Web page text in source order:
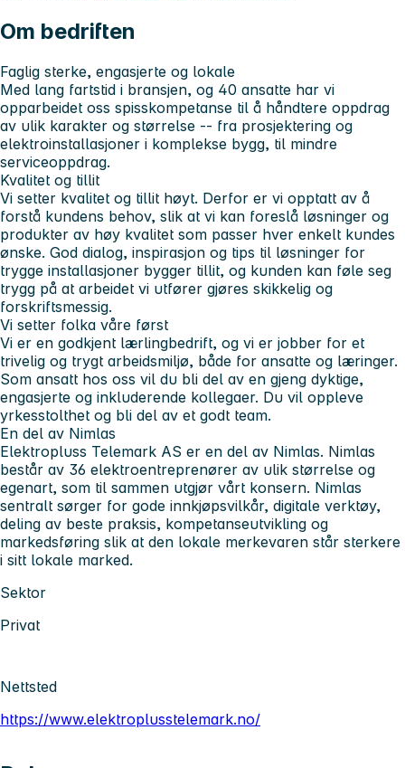
Om bedriften
Faglig sterke, engasjerte og lokale
Med lang fartstid i bransjen, og 40 ansatte har vi
opparbeidet oss spisskompetanse til å håndtere oppdrag
av ulik karakter og størrelse -- fra prosjektering og
elektroinstallasjoner i komplekse bygg, til mindre
serviceoppdrag.
Kvalitet og tillit
Vi setter kvalitet og tillit høyt. Derfor er vi opptatt av å
forstå kundens behov, slik at vi kan foreslå løsninger og
produkter av høy kvalitet som passer hver enkelt kundes
ønske. God dialog, inspirasjon og tips til løsninger for
trygge installasjoner bygger tillit, og kunden kan føle seg
trygg på at arbeidet vi utfører gjøres skikkelig og
forskriftsmessig.
Vi setter folka våre først
Vi er en godkjent lærlingbedrift, og vi er jobber for et
trivelig og trygt arbeidsmiljø, både for ansatte og læringer.
Som ansatt hos oss vil du bli del av en gjeng dyktige,
engasjerte og inkluderende kollegaer. Du vil oppleve
yrkesstolthet og bli del av et godt team.
En del av Nimlas
Elektropluss Telemark AS er en del av Nimlas. Nimlas
består av 36 elektroentreprenører av ulik størrelse og
egenart, som til sammen utgjør vårt konsern. Nimlas
sentralt sørger for gode innkjøpsvilkår, digitale verktøy,
deling av beste praksis, kompetanseutvikling og
markedsføring slik at den lokale merkevaren står sterkere
i sitt lokale marked.
Sektor
Privat
Nettsted
https://www.elektroplusstelemark.no/